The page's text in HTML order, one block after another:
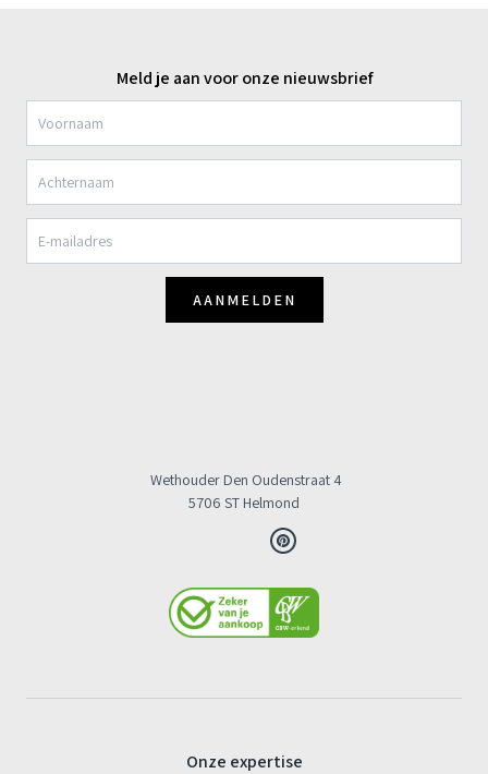
Meld je aan voor onze nieuwsbrief
AANMELDEN
Wethouder Den Oudenstraat 4
5706 ST Helmond
Onze expertise